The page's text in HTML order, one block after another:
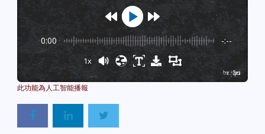
0:00 -:--
1x
GSpeech